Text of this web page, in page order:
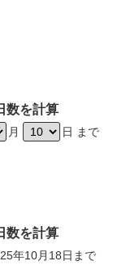
数を計算
月 日 まで
数を計算
年10月18日まで